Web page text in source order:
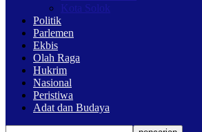
Kota Solok
Politik
Parlemen
Ekbis
Olah Raga
Hukrim
Nasional
Peristiwa
Adat dan Budaya